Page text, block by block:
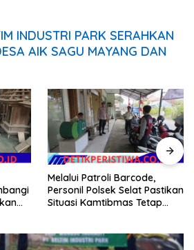
INDUSTRI PARK SERAHKAN
AIK SAGU MAYANG DAN
Melalui Patroli Barcode,
Personil Polsek Selat Pastikan
Situasi Kamtibmas Tetap